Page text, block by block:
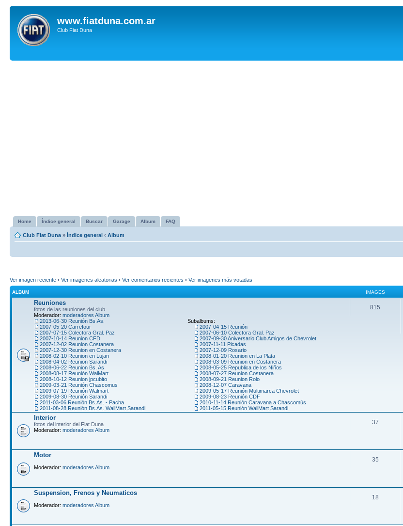
www.fiatduna.com.ar
Club Fiat Duna
Home Índice general Buscar Garage Album FAQ
Club Fiat Duna » Índice general ‹ Album
Ver imagen reciente • Ver imagenes aleatorias • Ver comentarios recientes • Ver imagenes más votadas
ALBUM IMAGES
Reuniones
fotos de las reuniones del club
Moderador: moderadores Album
Subalbums:
2013-06-30 Reunión Bs.As.
2007-04-15 Reunión
2007-05-20 Carrefour
2007-06-10 Colectora Gral. Paz
2007-07-15 Colectora Gral. Paz
2007-09-30 Aniversario Club Amigos de Chevrolet
2007-10-14 Reunion CFD
2007-11-11 Picadas
2007-12-02 Reunion Costanera
2007-12-09 Rosario
2007-12-30 Reunion en Costanera
2008-01-20 Reunion en La Plata
2008-02-10 Reunion en Lujan
2008-03-09 Reunion en Costanera
2008-04-02 Reunion Sarandi
2008-05-25 Republica de los Niños
2008-06-22 Reunion Bs. As
2008-07-27 Reunion Costanera
2008-08-17 Reunión WalMart
2008-09-21 Reunion Rolo
2008-10-12 Reunion jpcubito
2008-12-07 Caravana
2009-03-21 Reunión Chascomus
2009-05-17 Reunión Multimarca Chevrolet
2009-07-19 Reunión Walmart
2009-08-23 Reunión CDF
2009-08-30 Reunión Sarandi
2010-11-14 Reunión Caravana a Chascomús
2011-03-06 Reunión Bs.As. - Pacha
2011-05-15 Reunión WallMart Sarandi
2011-08-28 Reunión Bs.As. WallMart Sarandi
815
Interior
fotos del interior del Fiat Duna
Moderador: moderadores Album
37
Motor
Moderador: moderadores Album
35
Suspension, Frenos y Neumaticos
Moderador: moderadores Album
18